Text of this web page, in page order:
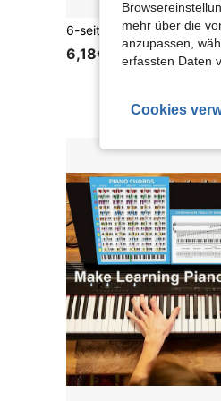
6,18€
mehr über die
anzupassen,
erfassten Daten
Cookies